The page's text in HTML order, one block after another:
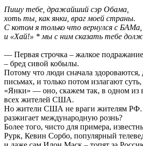
Пишу тебе, дражайший сэр Обама,
хоть ты, как янки, враг моей страны.
С котом я только что вернулся с БАМа,
и «Хай!» * мы с ним сказать тебе
— Первая строчка – жалкое
– бред сивой кобылы.
Потому что люди сначала
письмах, и только потом излагают суть,
«Янки» — оно, скажем так, в одном из
всех жителей США.
Но жители США не враги жителям РФ.
разжигает международную рознь?
Более того, чисто для примера,
Рурк, Кевин Сорбо, популярный